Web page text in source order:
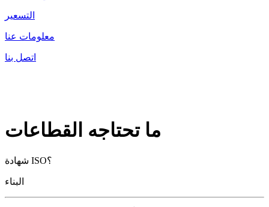
التسعير
معلومات عنا
اتصل بنا
ما تحتاجه القطاعات
شهادة ISO؟
البناء